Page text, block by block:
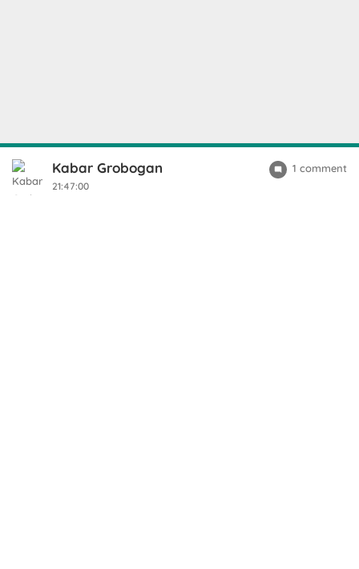
Kabar Grobogan
21:47:00
1 comment